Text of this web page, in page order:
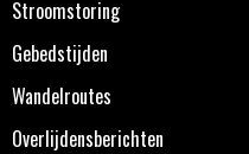
Stroomstoring
Gebedstijden
Wandelroutes
Overlijdensberichten